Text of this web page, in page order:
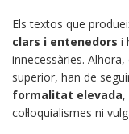
Els textos que
clars i entenedors i
innecessàries.
superior, han de
formalitat elevada,
col·loquialismes ni